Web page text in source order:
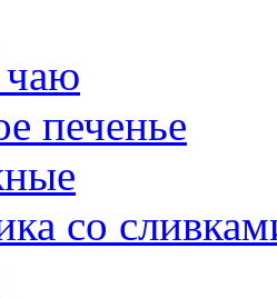
печенье
со